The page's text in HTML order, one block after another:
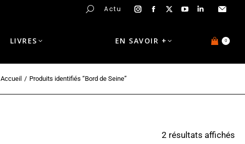
Actu
LIVRES EN SAVOIR + 0
Accueil Produits identifiés “Bord de Seine”
2 résultats affichés